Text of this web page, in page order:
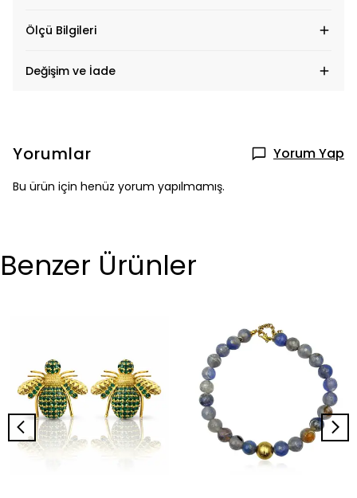
Ölçü Bilgileri
Değişim ve İade
Yorumlar Yorum Yap
Bu ürün için henüz yorum yapılmamış.
Benzer Ürünler